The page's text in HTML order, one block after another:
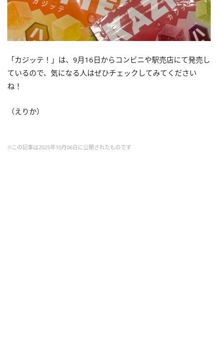
「カジッテ！」は、9月16日からコンビニや駅売店にて発売し
ているので、気になる人はぜひチェックしてみてください
ね！
（えりか）
※この記事は2025年10月06日に公開されたものです